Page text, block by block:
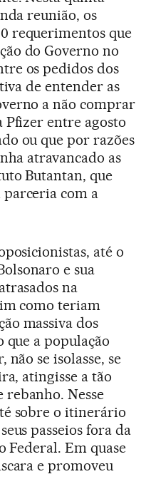
reunião, os
requerimentos que
do Governo no
os pedidos dos
de entender as
a não comprar
Pfizer entre agosto
ou que por razões
atravancado as
Butantan, que
com a
até o
e sua
na
como teriam
massiva dos
a população
se isolasse, se
atingisse a tão
Nesse
sobre o itinerário
passeios fora da
Federal. Em quase
e promoveu